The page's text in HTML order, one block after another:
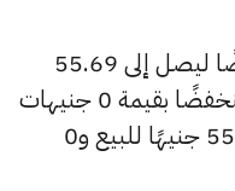
وسجل سعر دولار الصاغة انخفاضًا ليصل إلى 55.69
جنيهًا للبيع و0 جنيهًا للشراء، منخفضًا بقيمة 0 جنيهات
عن السعر السابق الذي كان 55.68 جنيهًا للبيع و0